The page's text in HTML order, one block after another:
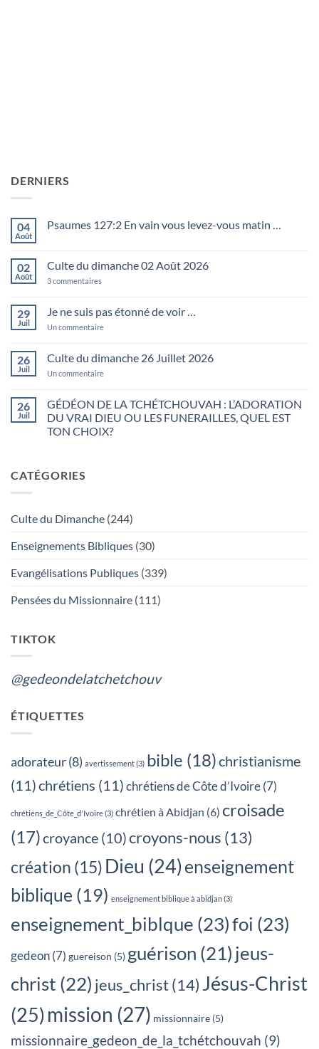
DERNIERS
04
Août
Psaumes 127:2 En vain vous levez-vous matin …
Psaumes
En
levez-
matin
02
Août
Culte du dimanche 02 Août 2026
3 commentaires
dimanche
02
Août
29
Juil
Je ne suis pas étonné de voir …
Un commentairesur
pas
étonné
…
26
Juil
Culte du dimanche 26 Juillet 2026
Un commentairesur
dimanche
26
Juillet
2026
26
Juil
GÉDÉON DE LA TCHÉTCHOUVAH : L’ADORATION
DU VRAI DIEU OU LES FUNERAILLES, QUEL EST
TON CHOIX?
GÉDÉON
DE
L’ADORATION
DIEU
FUNERAILLES,
TON
CATÉGORIES
Culte du Dimanche (244)
Enseignements Bibliques (30)
Evangélisations Publiques (339)
Pensées du Missionnaire (111)
TIKTOK
@gedeondelatchetchouv
ÉTIQUETTES
adorateur(8) avertissement(3) bible (18)christianisme
(11)chrétiens (11)chrétiens de Côte d’Ivoire(7)
chrétiens_de_Côte_d'Ivoire(3) chrétien à Abidjan (6) croisade
(17)croyance (10)croyons-nous (13)
création (15) Dieu (24) enseignement
biblique (19) enseignement biblique à abidjan(3)
enseignement_biblque (23)foi (23)
gedeon(7) guereison (5) guérison (21) jeus-
christ (22) jeus_christ(14) Jésus-Christ
(25) mission (27) missionnaire (5)
missionnaire_gedeon_de_la_tchétchouvah (9)